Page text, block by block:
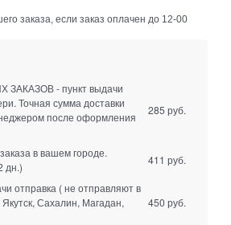
заказа, если заказ оплачен до 12-00
- пункт выдачи
Точная сумма доставки
после оформления
285 руб.
в вашем городе.
дн.)
411 руб.
отправка ( не отправляют в
Сахалин, Магадан,
450 руб.